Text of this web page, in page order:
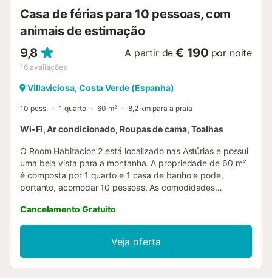
Casa de férias para 10 pessoas, com
animais de estimação
9,8
16 avaliações
A partir de € 190 por noite
Villaviciosa, Costa Verde (Espanha)
10 pess. 1 quarto 60 m² 8,2 km para a praia
Wi-Fi, Ar condicionado, Roupas de cama, Toalhas
O Room Habitacion 2 está localizado nas Astúrias e possui
uma bela vista para a montanha. A propriedade de 60 m²
é composta por 1 quarto e 1 casa de banho e pode,
portanto, acomodar 10 pessoas. As comodidades
para chamadas de vídeo), bem como ar condicionado. Um
berço também está disponível. A pousada dispõe de um
terraço descoberto partilhado, ideal para relaxarem nas
tardes. Há um bar mesmo ao lado que serve jantares e
pequenos-almoços; podem consultar-nos para mais
Cancelamento Gratuito
Veja oferta